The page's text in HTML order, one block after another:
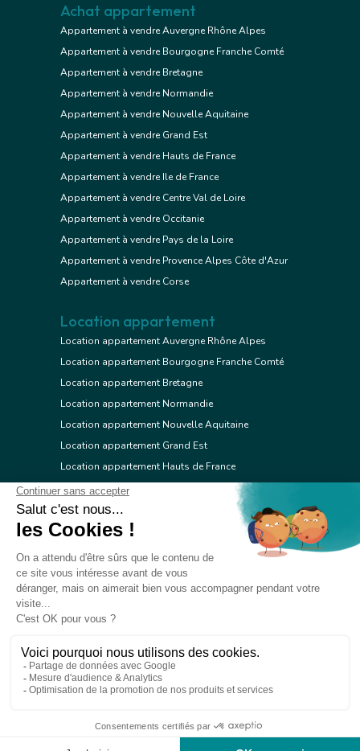
© 2026 Réseau immobilier l'Adresse
Achat appartement
Appartement à vendre Auvergne Rhône Alpes
Appartement à vendre Bourgogne Franche Comté
Appartement à vendre Bretagne
Appartement à vendre Normandie
Appartement à vendre Nouvelle Aquitaine
Appartement à vendre Grand Est
Appartement à vendre Hauts de France
Appartement à vendre Ile de France
Appartement à vendre Centre Val de Loire
Appartement à vendre Occitanie
Appartement à vendre Pays de la Loire
Appartement à vendre Provence Alpes Côte d'Azur
Appartement à vendre Corse
Location appartement
Location appartement Auvergne Rhône Alpes
Location appartement Bourgogne Franche Comté
Location appartement Bretagne
Location appartement Normandie
Location appartement Nouvelle Aquitaine
Location appartement Grand Est
Location appartement Hauts de France
Location appartement Ile de France
Location appartement Centre Val de Loire
Location appartement Occitanie
Location appartement Provence Alpes Côte d'Azur
Location appartement Corse